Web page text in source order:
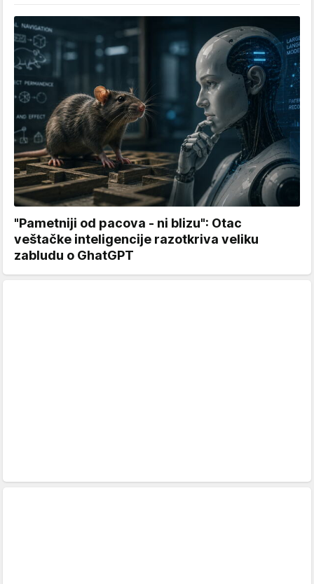
"Pametniji od pacova - ni blizu": Otac
veštačke inteligencije razotkriva veliku
zabludu o GhatGPT